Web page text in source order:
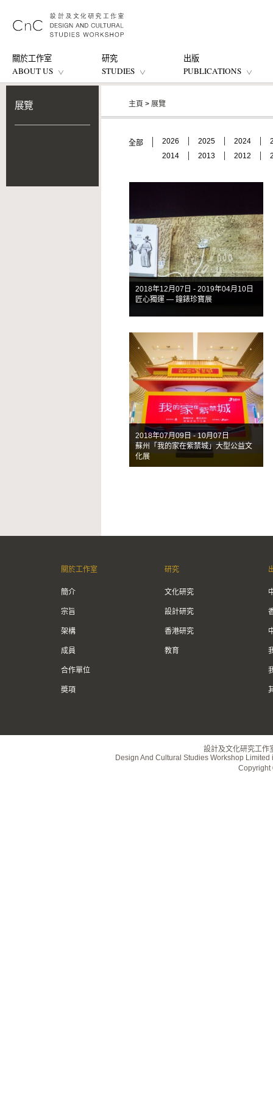
關於工作室
ABOUT US
研究
STUDIES
出版
PUBLICATIONS
展覽 主頁 > 展覽
全部 2026 2025 2024
2014
2013 2012
2018年12月07日 - 2019年04月10日
匠心獨運 — 鐘錶珍寶展
2018年07月09日 - 10月07日
蘇州「我的家在紫禁城」大型公益文
化展
關於工作室
簡介
宗旨
架構
成員
合作單位
奬項
研究
文化研究
設計研究
香港研究
教育
設計及文化研究工作
Design And Cultural Studies Workshop
Copyright